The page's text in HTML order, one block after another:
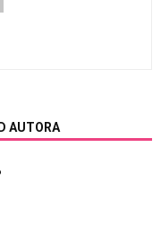
AUTORA